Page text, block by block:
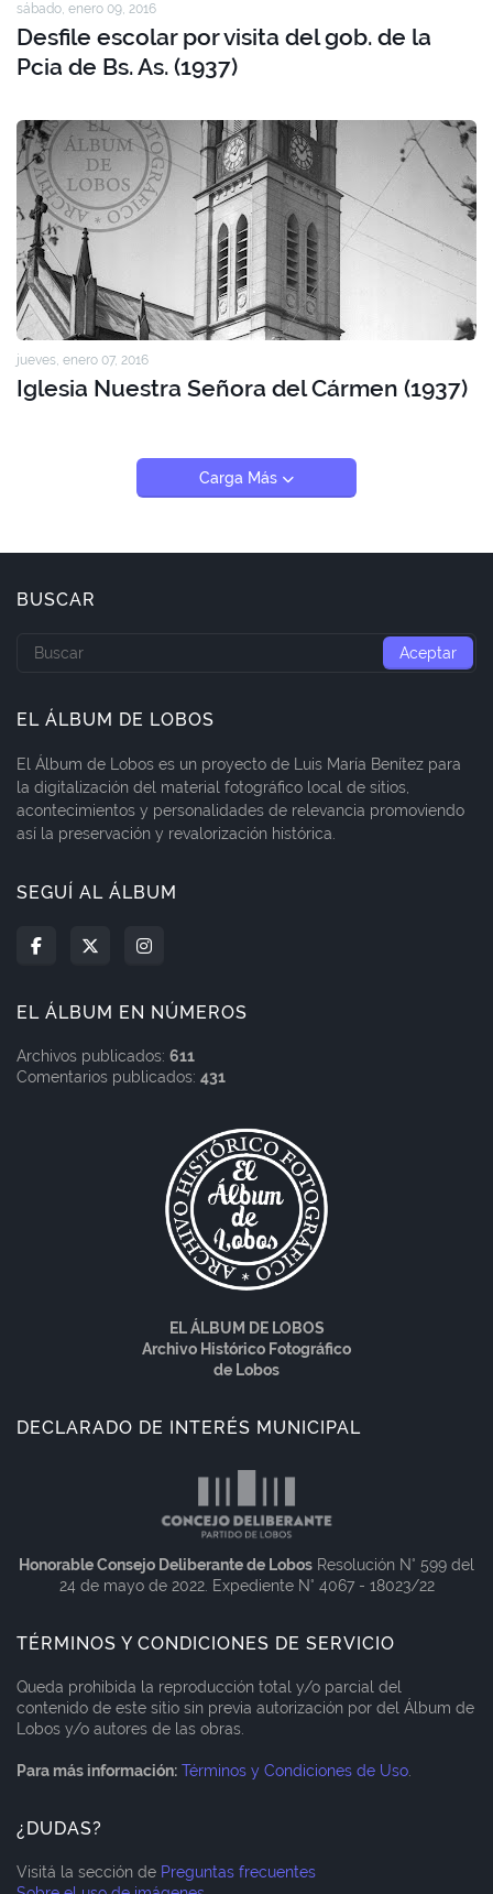
sábado, enero 09, 2016
Desfile escolar por visita del gob. de la
Pcia de Bs. As. (1937)
jueves, enero 07, 2016
Iglesia Nuestra Señora del Cármen (1937)
Carga Más
BUSCAR
EL ÁLBUM DE LOBOS
El Álbum de Lobos es un proyecto de Luis María Benítez para
la digitalización del material fotográfico local de sitios,
acontecimientos y personalidades de relevancia promoviendo
así la preservación y revalorización histórica.
SEGUÍ AL ÁLBUM
EL ÁLBUM EN NÚMEROS
Archivos publicados: 611
Comentarios publicados: 431
EL ÁLBUM DE LOBOS
Archivo Histórico Fotográfico
de Lobos
DECLARADO DE INTERÉS MUNICIPAL
Honorable Consejo Deliberante de Lobos Resolución N° 599 del
24 de mayo de 2022. Expediente N° 4067 - 18023/22
TÉRMINOS Y CONDICIONES DE SERVICIO
Queda prohibida la reproducción total y/o parcial del
contenido de este sitio sin previa autorización por del Álbum de
Lobos y/o autores de las obras.
Para más información: Términos y Condiciones de Uso.
¿DUDAS?
Visitá la sección de Preguntas frecuentes